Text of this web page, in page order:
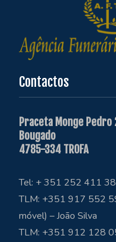
Contactos
Praceta Monge
Bougado
4785-334 TROFA
Tel: + 351 252 411
TLM: +351 917 552
móvel) – João Silva
TLM: +351 912 128